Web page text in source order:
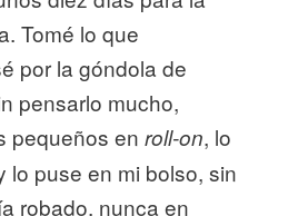
Tomé lo que
por la góndola de
pensarlo mucho,
pequeños en roll-on, lo
lo puse en mi bolso, sin
robado, nunca en